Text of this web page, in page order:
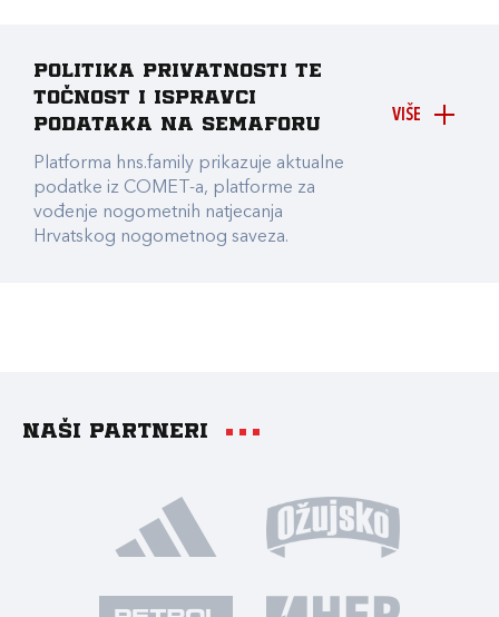
VIŠE
Politika privatnosti te
točnost i ispravci
podataka na Semaforu
Platforma hns.family prikazuje aktualne
podatke iz COMET-a, platforme za
vođenje nogometnih natjecanja
Hrvatskog nogometnog saveza.
Naši partneri